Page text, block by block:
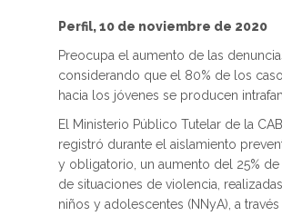
Perfil, 10 de noviembre de 2020
Preocupa el aumento de las
considerando que el 80% de los
hacia los jóvenes se producen
El Ministerio Público Tutelar de la
registró durante el aislamiento
y obligatorio, un aumento del 25% de
de situaciones de violencia,
niños y adolescentes (NNyA), a